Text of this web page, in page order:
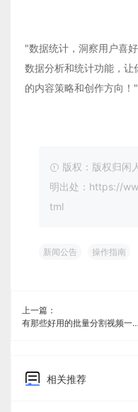
"数据统计，洞察用户喜
数据分析和统计功能，
的内容策略和创作方向！"
版权：版权归闲
明出处：https://
tml
新闻公告 操作指南
上一篇：
有那些好用的批量分割视频一键分发免费工具《闲人新媒体管家》
相关推荐